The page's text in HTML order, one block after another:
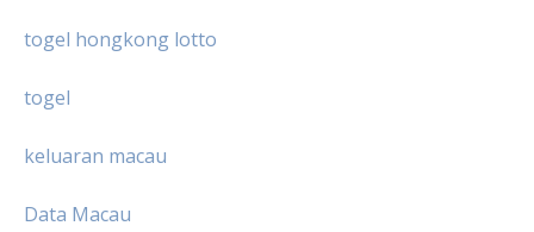
togel hongkong lotto
togel
keluaran macau
Data Macau